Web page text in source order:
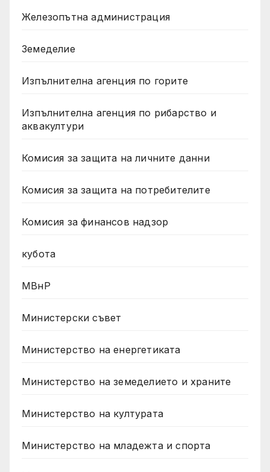
Железопътна администрация
Земеделие
Изпълнителна агенция по горите
Изпълнителна агенция по рибарство и
аквакултури
Комисия за защита на личните данни
Комисия за защита на потребителите
Комисия за финансов надзор
кубота
МВнР
Министерски съвет
Министерство на енергетиката
Министерство на земеделието и храните
Министерство на културата
Министерство на младежта и спорта